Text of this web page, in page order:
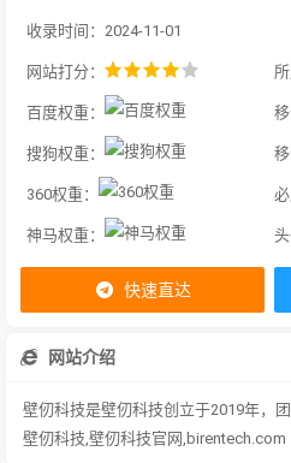
收录时间：2024-11-01
网站打分：
百度权重： 移
搜狗权重： 移
360权重： 必
神马权重： 头
快速直达
网站介绍
壁仞科技是壁仞科技创立于2019年，
壁仞科技,壁仞科技官网,birentech.com